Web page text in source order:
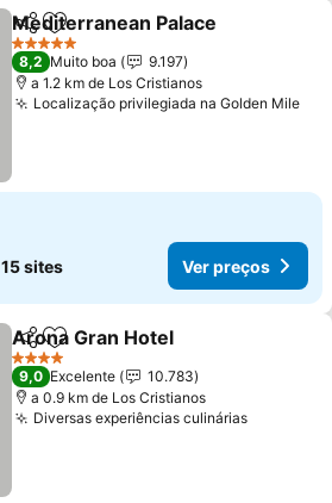
PartilharAdicionar aos favoritos
Mediterranean Palace
5 Estrelas
8,2 Muito boa
9.197
a 1.2 km de Los Cristianos
Localização privilegiada na Golden Mile
15 sites Ver preços
PartilharAdicionar aos favoritos
Arona Gran Hotel
4 Estrelas
9,0 Excelente
10.783
a 0.9 km de Los Cristianos
Diversas experiências culinárias